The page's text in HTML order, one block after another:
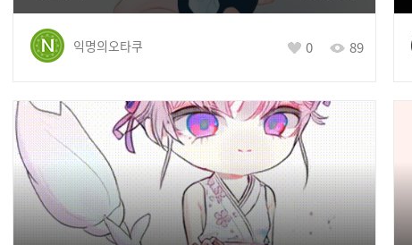
익명의오타쿠 0 89